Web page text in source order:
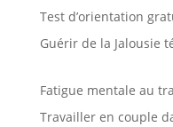
Test d’orientation
Guérir de la Jalousie
Fatigue mentale au
Travailler en couple